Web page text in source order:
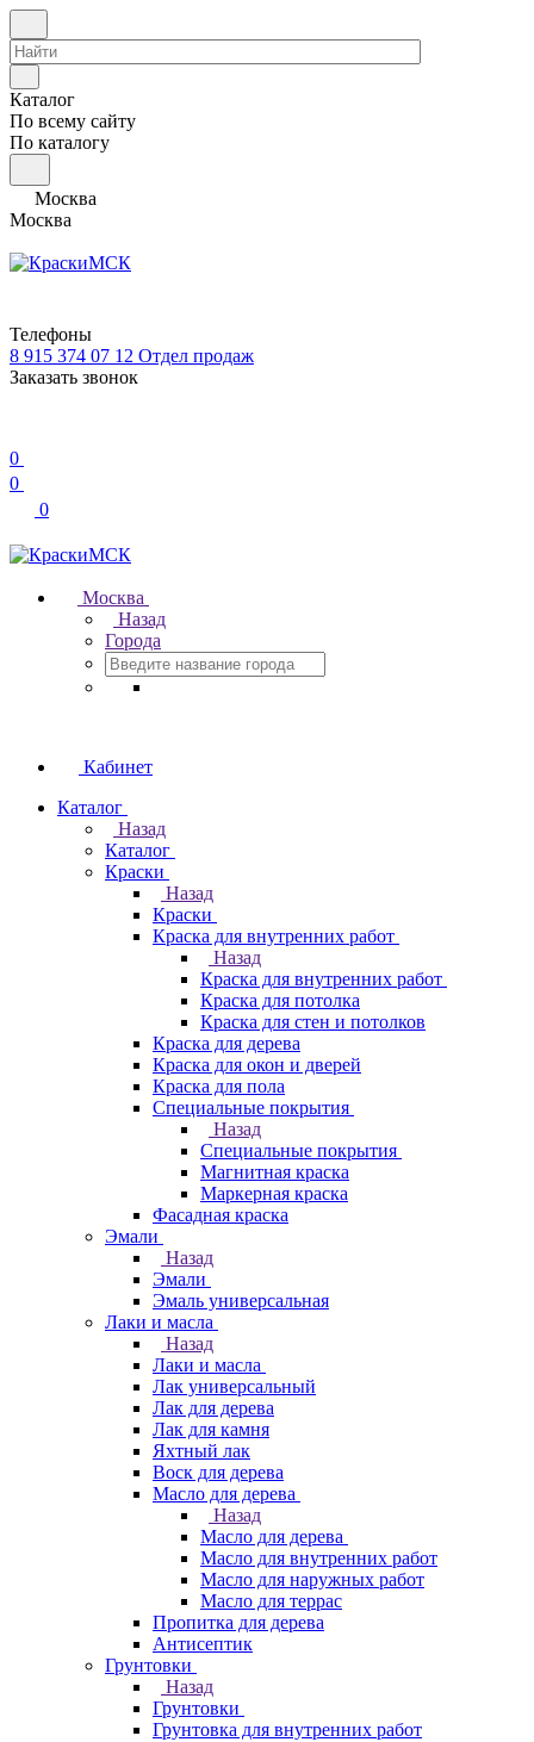
Каталог
По всему сайту
По каталогу
Москва
Москва
Телефоны
8 915 374 07 12 Отдел продаж
Заказать звонок
0
0
0
Москва
Назад
Города
Кабинет
Каталог
Назад
Каталог
Краски
Назад
Краски
Краска для внутренних работ
Назад
Краска для внутренних работ
Краска для потолка
Краска для стен и потолков
Краска для дерева
Краска для окон и дверей
Краска для пола
Специальные покрытия
Назад
Специальные покрытия
Магнитная краска
Маркерная краска
Фасадная краска
Эмали
Назад
Эмали
Эмаль универсальная
Лаки и масла
Назад
Лаки и масла
Лак универсальный
Лак для дерева
Лак для камня
Яхтный лак
Воск для дерева
Масло для дерева
Назад
Масло для дерева
Масло для внутренних работ
Масло для наружных работ
Масло для террас
Пропитка для дерева
Антисептик
Грунтовки
Назад
Грунтовки
Грунтовка для внутренних работ